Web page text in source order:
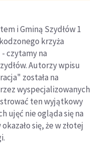
i Gminą Szydłów 1
krzyża
czytamy na
Autorzy wpisu
została na
wyspecjalizowanych
ten wyjątkowy
ujęć nie ogląda się na
się, że w złotej